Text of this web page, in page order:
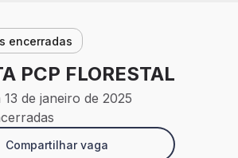
encerradas
PCP FLORESTAL
de janeiro de 2025
Compartilhar vaga